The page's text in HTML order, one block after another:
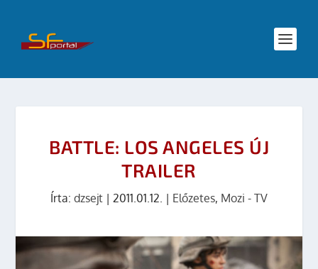
BATTLE: LOS ANGELES ÚJ
TRAILER
Írta: dzsejt | 2011.01.12. | Előzetes, Mozi - TV